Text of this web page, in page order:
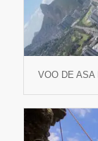
VOO DE ASA